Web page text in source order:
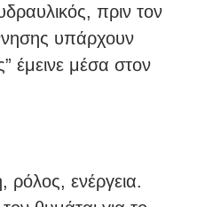
πριν τον
υπάρχουν
έμεινε μέσα στον
ενέργεια.